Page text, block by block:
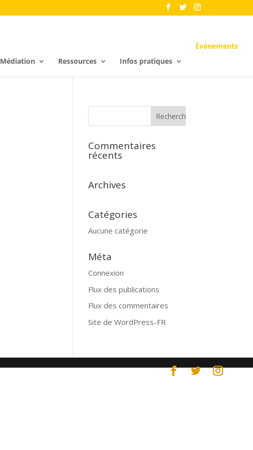
Médiation Ressources Infos pratiques
Événements
Commentaires
récents
Archives
Catégories
Aucune catégorie
Méta
Connexion
Flux des publications
Flux des commentaires
Site de WordPress-FR